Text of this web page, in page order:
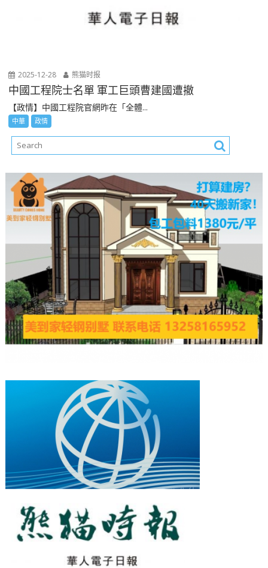
2025-12-28 熊猫时报
中國工程院士名單 軍工巨頭曹建國遭撤
【政情】中國工程院官網昨在「全體...
中華 政情